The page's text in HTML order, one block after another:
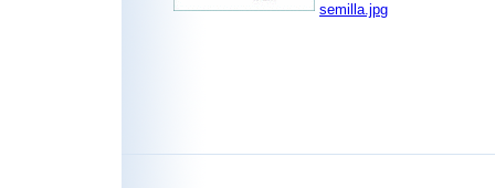
semilla.jpg